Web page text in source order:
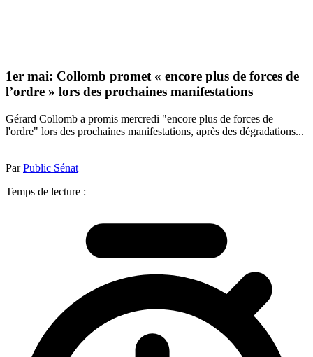
1er mai: Collomb promet « encore plus de forces de
l’ordre » lors des prochaines manifestations
Gérard Collomb a promis mercredi "encore plus de forces de
l'ordre" lors des prochaines manifestations, après des dégradations...
ParPublic Sénat
Temps de lecture :